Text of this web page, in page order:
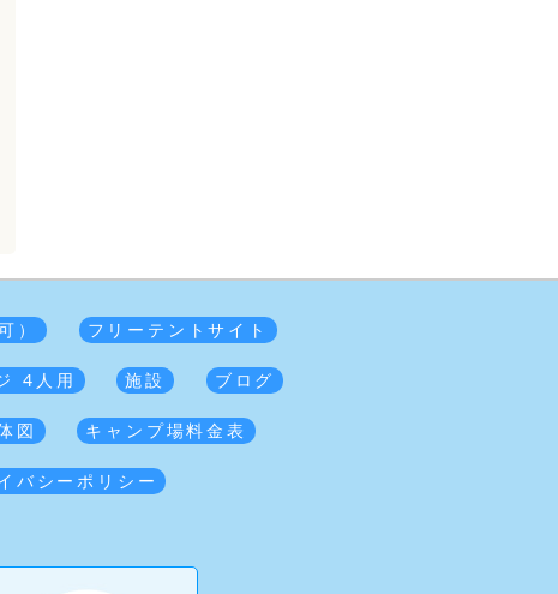
） フリーテントサイト
4人用 施設 ブログ
図 キャンプ場料金表
バシーポリシー